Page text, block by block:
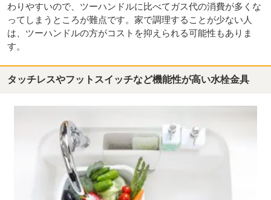
わりやすいので、ツーハンドルに比べてガス代の消費が多くな
ってしまうところが難点です。家で調理することが少ない人
は、ツーハンドルの方がコストを抑えられる可能性もありま
す。
タッチレスやフットスイッチなど機能性が高い水栓金具